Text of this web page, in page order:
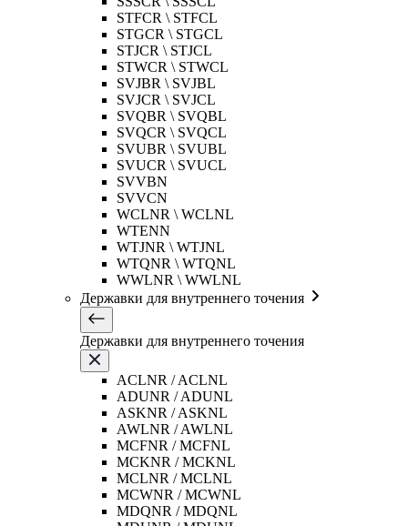
STFCR \ STFCL
STGCR \ STGCL
STJCR \ STJCL
STWCR \ STWCL
SVJBR \ SVJBL
SVJCR \ SVJCL
SVQBR \ SVQBL
SVQCR \ SVQCL
SVUBR \ SVUBL
SVUCR \ SVUCL
SVVBN
SVVCN
WCLNR \ WCLNL
WTENN
WTJNR \ WTJNL
WTQNR \ WTQNL
WWLNR \ WWLNL
Державки для внутреннего точения
Державки для внутреннего точения
ACLNR / ACLNL
ADUNR / ADUNL
ASKNR / ASKNL
AWLNR / AWLNL
MCFNR / MCFNL
MCKNR / MCKNL
MCLNR / MCLNL
MCWNR / MCWNL
MDQNR / MDQNL